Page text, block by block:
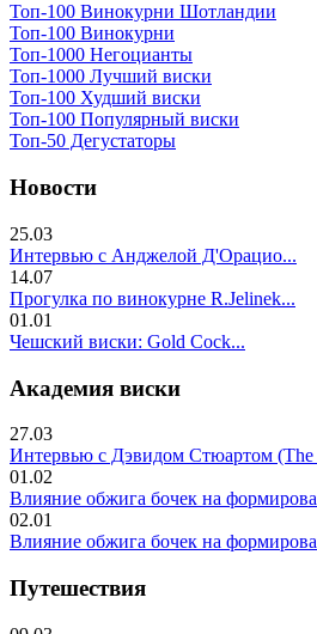
Топ-100 Винокурни Шотландии
Топ-100 Винокурни
Топ-1000 Негоцианты
Топ-1000 Лучший виски
Топ-100 Худший виски
Топ-100 Популярный виски
Топ-50 Дегустаторы
Новости
25.03
Интервью с Анджелой Д'Орацио...
14.07
Прогулка по винокурне R.Jelinek...
01.01
Чешский виски: Gold Cock...
Академия виски
27.03
Интервью с Дэвидом Стюартом (The
01.02
Влияние обжига бочек на
02.01
Влияние обжига бочек на
Путешествия